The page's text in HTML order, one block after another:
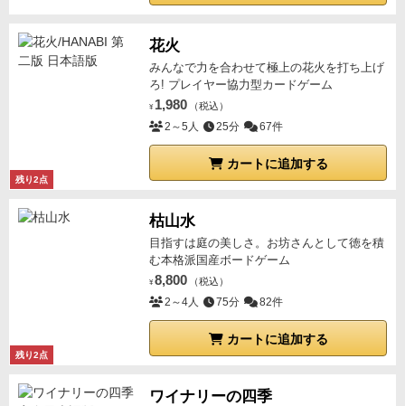
残り2点
花火
みんなで力を合わせて極上の花火を打ち上げ
ろ! プレイヤー協力型カードゲーム
¥ 1,980 （税込）
2～5人 25分 67件
カートに追加する
残り2点
枯山水
目指すは庭の美しさ。お坊さんとして徳を積
む本格派国産ボードゲーム
¥ 8,800 （税込）
2～4人 75分 82件
カートに追加する
ワイナリーの四季